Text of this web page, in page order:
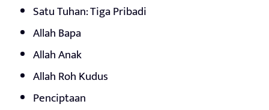
Satu Tuhan: Tiga Pribadi
Allah Bapa
Allah Anak
Allah Roh Kudus
Penciptaan